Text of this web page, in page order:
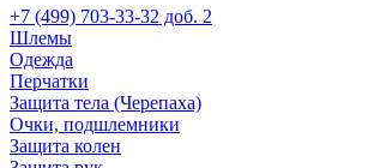
+7 (499) 703-33-32 доб. 2
Шлемы
Одежда
Перчатки
Защита тела (Черепаха)
Очки, подшлемники
Защита колен